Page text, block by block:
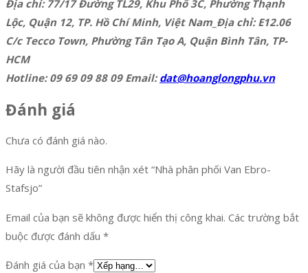
Địa chỉ: 77/17 Đường TL29, Khu Phố 3C, Phường Thạnh
Lộc, Quận 12, TP. Hồ Chí Minh, Việt Nam_Địa chỉ: E12.06
C/c Tecco Town, Phường Tân Tạo A, Quận Bình Tân, TP-
HCM
Hotline: 09 69 09 88 09 Email:dat@hoanglongphu.vn
Đánh giá
Chưa có đánh giá nào.
Hãy là người đầu tiên nhận xét “Nhà phân phối Van Ebro-
Stafsjo”
Email của bạn sẽ không được hiển thị công khai. Các trường bắt
buộc được đánh dấu *
Đánh giá của bạn *